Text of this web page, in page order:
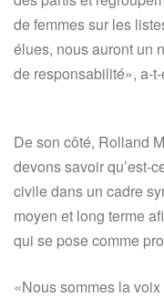
de femmes sur les
élues, nous auront un
de responsabilité», a-
De son côté, Rolland
devons savoir qu’est-
civile dans un cadre
moyen et long terme
qui se pose comme
«Nous sommes la